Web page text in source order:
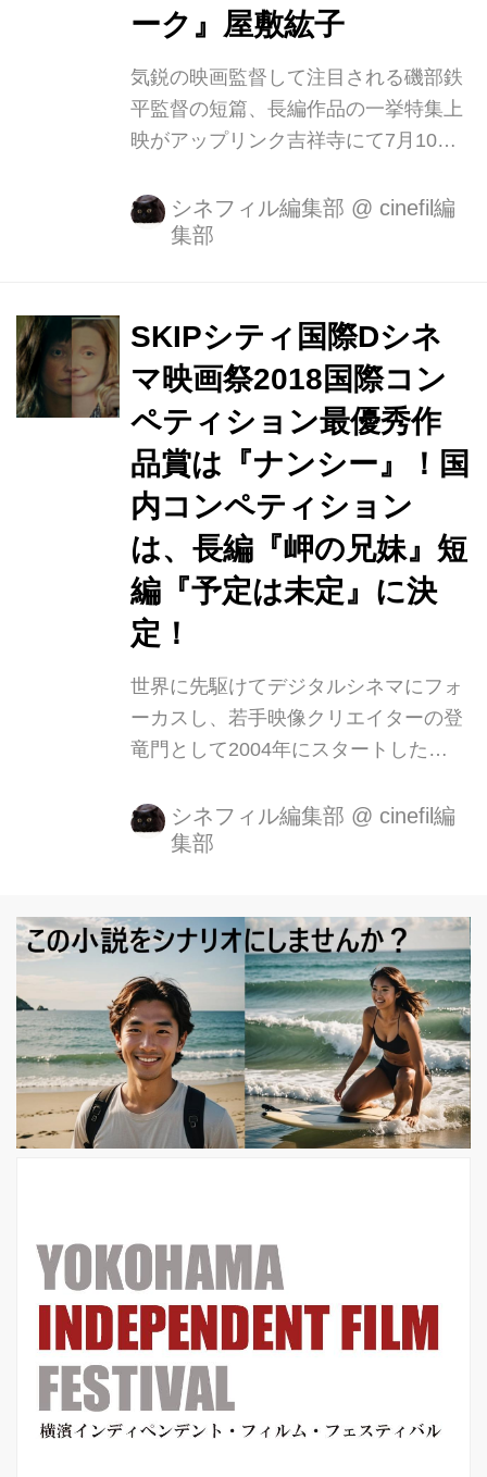
ーク』屋敷紘子
気鋭の映画監督して注目される磯部鉄
平監督の短篇、長編作品の一挙特集上
映がアップリンク吉祥寺にて7月10日
します。 SKIPシティ国際Dシネマ映画
祭2019 SKIPシティアワード受賞をは
ミ』、同じくSKIP シティ国際 D シネ
マ映画祭 2018 短編部門 優秀作品賞 (
グランプリ ) に輝いた『予定は未定』
、第 4 回賢島映画祭 グランプリ、主演
女優賞 (高田怜子)、助演女優賞 (屋敷
紘子)と三冠を受賞した『オーバーナイ
トウォーク』ほか短編作2本と合わせ
た特集上映。 この度、シ...
シネフィル編集部 @ cinefil編
集部
SKIPシティ国際Dシネ
マ映画祭2018国際コン
ペティション最優秀作
品賞は『ナンシー』！国
内コンペティション
は、長編『岬の兄妹』短
編『予定は未定』に決
定！
世界に先駆けてデジタルシネマにフォ
ーカスし、若手映像クリエイターの登
竜門として2004年にスタートした
催：埼玉県、川口市ほか）は、7月13
日（金）より、節目となる15回目の開
（表彰式）にて、国際コンペティショ
ン、国内コンペティションの各賞を発
表いたしました！ 国際コンペティショ
ンでは、主演アンドレア・ライズボロ
ー、共演スティーヴ・ブシェミやジョ
ン・レグイザモが出演する『ナンシ
ー』（アメリカ／クリスティーナ・チ
シネフィル編集部 @ cinefil編
集部